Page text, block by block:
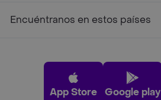
Encuéntranos en estos países
App Store Google play